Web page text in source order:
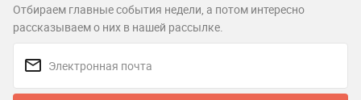
Отбираем главные события недели, а потом интересно
рассказываем о них в нашей рассылке.